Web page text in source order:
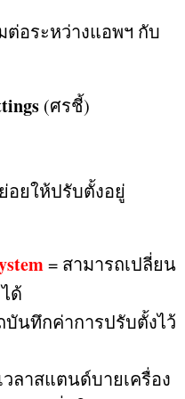
ต่อระหว่างแอพฯ กับ
(ศรชี้)
อยให้ปรับตั้งอยู่
= สามารถเปลี่ยน
ด้
บันทึกค่าการปรับตั้งไว้
วลาสแตนด์บายเครื่อง